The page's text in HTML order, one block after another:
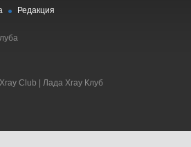
Редакция
Club | Лада Xray Клуб